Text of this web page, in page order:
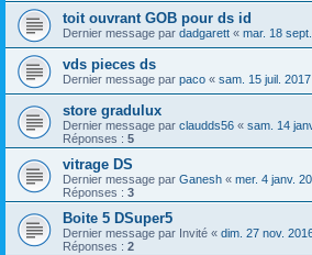
toit ouvrant GOB pour ds id
Dernier message par dadgarett « mar. 18
vds pieces ds
Dernier message par paco « sam. 15 juil.
store gradulux
Dernier message par claudds56 « sam. 14
Réponses : 5
vitrage DS
Dernier message par Ganesh « mer. 4 janv.
Réponses : 3
Boite 5 DSuper5
Dernier message par Invité « dim. 27 nov.
Réponses : 2